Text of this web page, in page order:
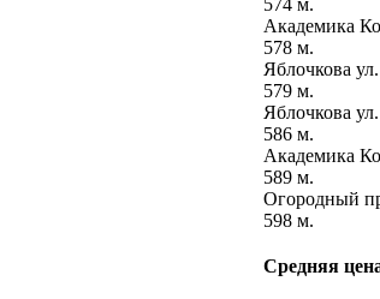
Академика
578 м.
Яблочкова
579 м.
Яблочкова
586 м.
Академика
589 м.
Огородный
598 м.
Средняя